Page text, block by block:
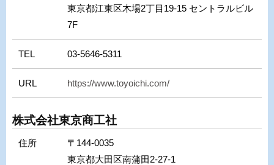
東京都江東区木場2丁目19-15 セントラルビル
7F
TEL 03-5646-5311
URL https://www.toyoichi.com/
株式会社東京商工社
住所
〒144-0035
東京都大田区南蒲田2-27-1